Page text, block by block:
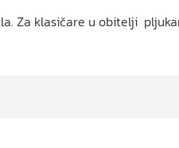
Za klasičare u obitelji